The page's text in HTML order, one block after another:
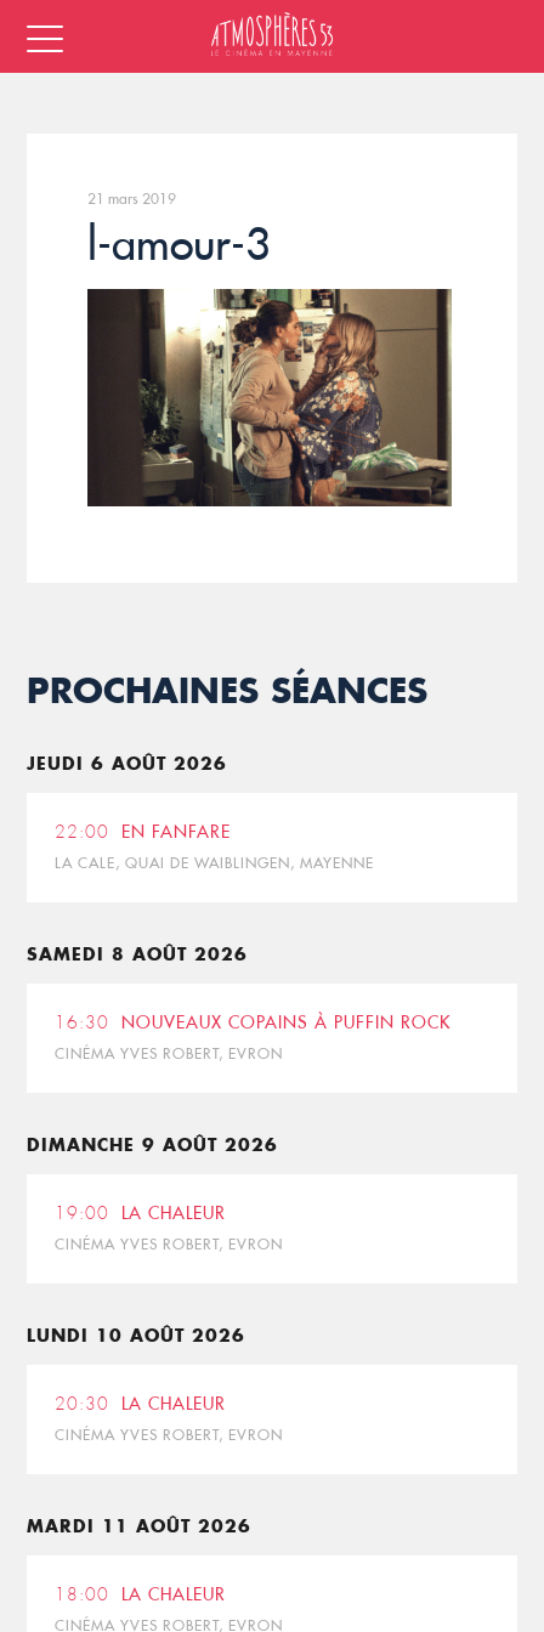
21 mars 2019
l-amour-3
PROCHAINES SÉANCES
JEUDI 6 AOÛT 2026
22:00 EN FANFARE
LA CALE, QUAI DE WAIBLINGEN, MAYENNE
SAMEDI 8 AOÛT 2026
16:30 NOUVEAUX COPAINS À PUFFIN ROCK
CINÉMA YVES ROBERT, EVRON
DIMANCHE 9 AOÛT 2026
19:00 LA CHALEUR
CINÉMA YVES ROBERT, EVRON
LUNDI 10 AOÛT 2026
20:30 LA CHALEUR
CINÉMA YVES ROBERT, EVRON
MARDI 11 AOÛT 2026
18:00 LA CHALEUR
CINÉMA YVES ROBERT, EVRON